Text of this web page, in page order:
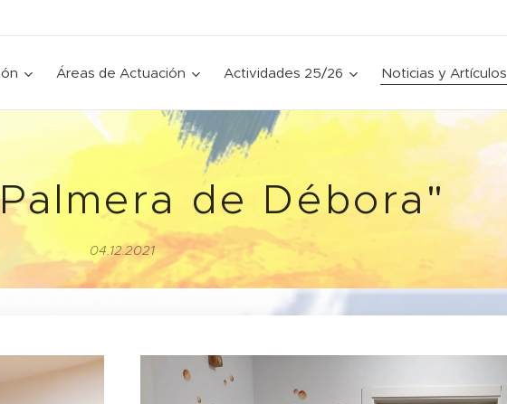
Áreas de Actuación Actividades 25/26 Noticias y Artículos
de Débora"
04.12.2021